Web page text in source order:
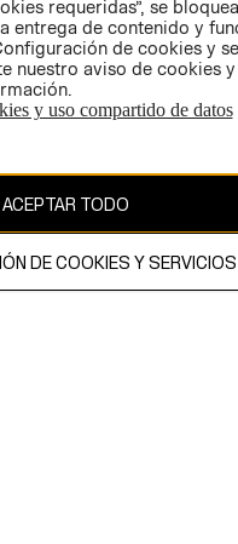
por copyright y es
requeridas”, se
entrega de contenido y
de cookies y
nuestro aviso de cookies
y uso compartido de datos
ACEPTAR TODO
DE COOKIES Y SERVICIOS